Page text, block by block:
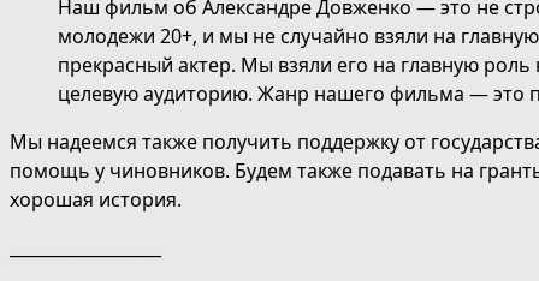
Наш фильм об Александре Довженко — это не
молодежи 20+, и мы не случайно взяли на
прекрасный актер. Мы взяли его на главную
целевую аудиторию. Жанр нашего фильма — это
Мы надеемся также получить поддержку от
помощь у чиновников. Будем также подавать на
хорошая история.